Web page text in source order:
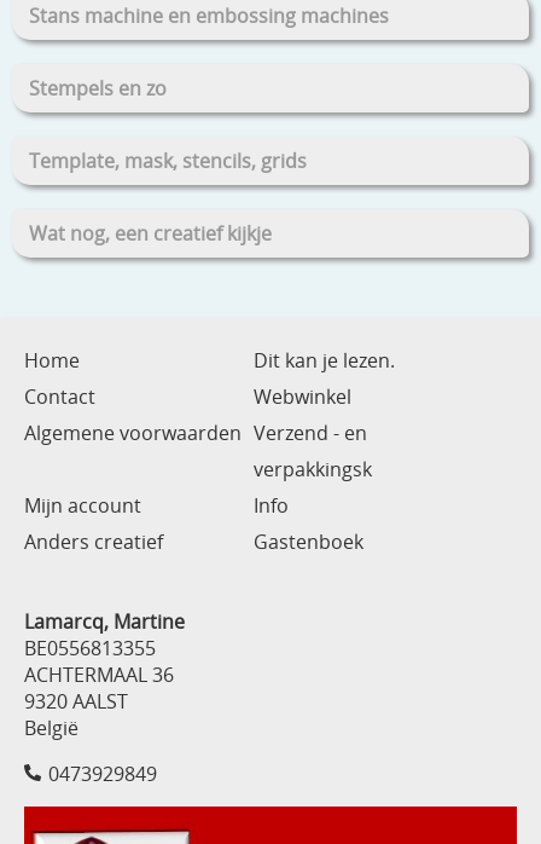
Stans machine en embossing machines
Stempels en zo
Template, mask, stencils, grids
Wat nog, een creatief kijkje
Home
Dit kan je lezen.
Contact
Webwinkel
Algemene voorwaarden Verzend - en
verpakkingsk
Mijn account
Info
Anders creatief
Gastenboek
Lamarcq, Martine
BE0556813355
ACHTERMAAL 36
9320 AALST
België
0473929849